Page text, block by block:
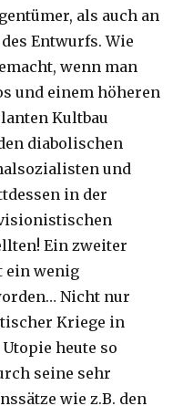
als auch an
Entwurfs. Wie
wenn man
und einem höheren
Kultbau
diabolischen
und
in der
Ein zweiter
ein wenig
Nicht nur
Kriege in
heute so
seine sehr
wie z.B. den